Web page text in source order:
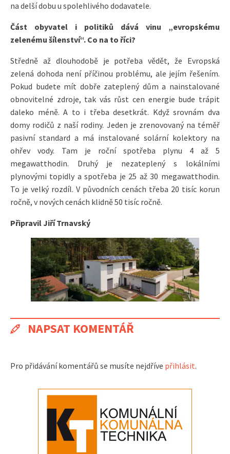
na delší dobu u spolehlivého dodavatele.
Část obyvatel i politiků dává vinu „evropskému
zelenému šílenství“. Co na to říci?
Středně až dlouhodobě je potřeba vědět, že Evropská
zelená dohoda není příčinou problému, ale jejím řešením.
Pokud budete mít dobře zateplený dům a nainstalované
obnovitelné zdroje, tak vás růst cen energie bude trápit
daleko méně. A to i třeba desetkrát. Když srovnám dva
domy rodičů z naší rodiny. Jeden je zrenovovaný na téměř
pasivní standard a má instalované solární kolektory na
ohřev vody. Tam je roční spotřeba plynu 4 až 5
megawatthodin. Druhý je nezateplený s lokálními
plynovými topidly a spotřeba je 25 až 30 megawatthodin.
To je velký rozdíl. V původních cenách třeba 20 tisíc korun
ročně, v nových cenách klidně 50 tisíc ročně.
Připravil Jiří Trnavský
NAPSAT KOMENTÁŘ
Pro přidávání komentářů se musíte nejdříve přihlásit.